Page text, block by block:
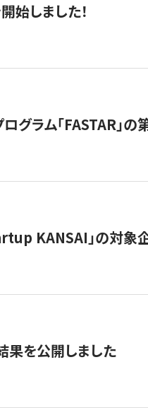
始しました！
グラム「FASTAR」
KANSAI」の対象
果を公開しました